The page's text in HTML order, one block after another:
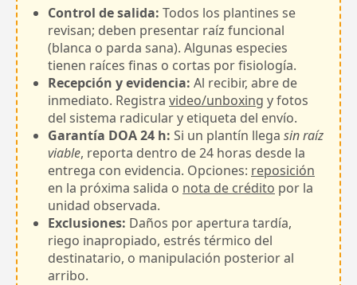
Control de salida: Todos los plantines se
revisan; deben presentar raíz funcional
(blanca o parda sana). Algunas especies
tienen raíces finas o cortas por fisiología.
Recepción y evidencia: Al recibir, abre de
inmediato. Registra video/unboxing y fotos
del sistema radicular y etiqueta del envío.
Garantía DOA 24 h: Si un plantín llega sin raíz
viable, reporta dentro de 24 horas desde la
entrega con evidencia. Opciones: reposición
en la próxima salida o nota de crédito por la
unidad observada.
Exclusiones: Daños por apertura tardía,
riego inapropiado, estrés térmico del
destinatario, o manipulación posterior al
arribo.